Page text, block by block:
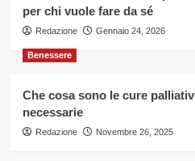
per chi vuole fare da sé
Redazione Gennaio 24, 2026
Benessere
Che cosa sono le cure
necessarie
Redazione Novembre 26, 2025